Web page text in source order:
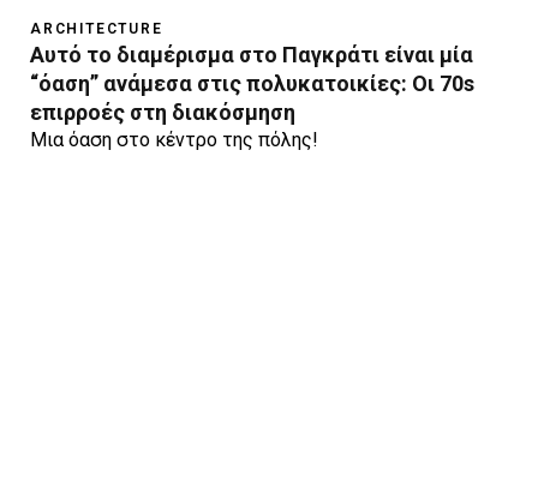
ARCHITECTURE
Aυτό το διαμέρισμα στο Παγκράτι είναι μία
“όαση” ανάμεσα στις πολυκατοικίες: Οι 70s
επιρροές στη διακόσμηση
Μια όαση στο κέντρο της πόλης!